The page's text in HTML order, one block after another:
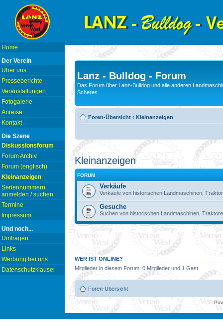
Home
Der Verein
Über uns
Presseberichte
Veranstaltungen
Fotogalerie
Anreise
Kontakt
Die Szene
Diskussionsforum
Forum Archiv
Forum (englisch)
Kleinanzeigen
Seriennummern
anmelden / suchen
Termine
Impressum
Und noch...
Umfragen
Links
Werbung bei uns
Datenschutzklausel
Lanz - Bulldog - Forum
Das Forum über Lanz-Bulldog und alle anderen
Scheres
Foren-Übersicht ‹ Kleinanzeigen
Kleinanzeigen
FORUM
Verkäufe
Verkäufe von historischen Landmaschinen,
Gesuche
Suchen von historischen Landmaschinen,
WER IST ONLINE?
Mitglieder in diesem Forum: 0 Mitglieder und 1 Gast
Foren-Übersicht